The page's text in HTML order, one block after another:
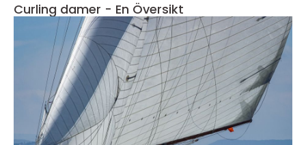
Curling damer - En Översikt